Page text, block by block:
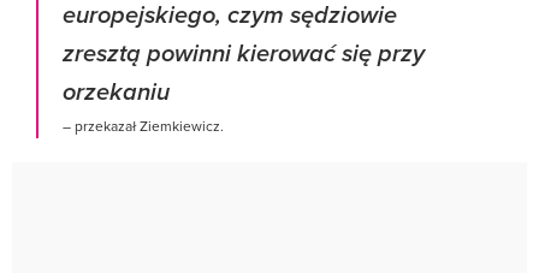
europejskiego, czym sędziowie
zresztą powinni kierować się przy
orzekaniu
– przekazał Ziemkiewicz.